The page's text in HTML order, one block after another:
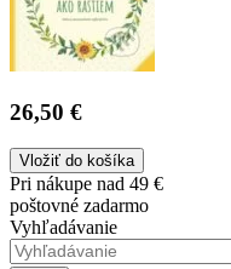
26,50 €
Vložiť do košíka
Pri nákupe nad 49 €
poštovné zadarmo
Vyhľadávanie